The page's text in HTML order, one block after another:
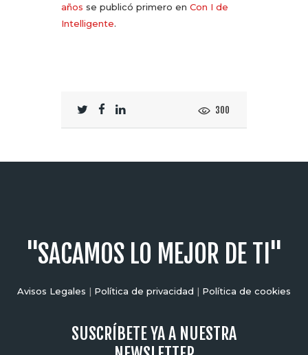
años se publicó primero en Con I de
Intelligente.
300
"SACAMOS LO MEJOR DE TI"
Avisos Legales | Política de privacidad | Política de cookies
SUSCRÍBETE YA A NUESTRA